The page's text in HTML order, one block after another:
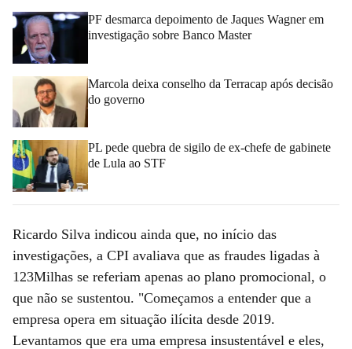
PF desmarca depoimento de Jaques Wagner em
investigação sobre Banco Master
Marcola deixa conselho da Terracap após decisão
do governo
PL pede quebra de sigilo de ex-chefe de gabinete
de Lula ao STF
Ricardo Silva indicou ainda que, no início das
investigações, a CPI avaliava que as fraudes ligadas à
123Milhas se referiam apenas ao plano promocional, o
que não se sustentou. "Começamos a entender que a
empresa opera em situação ilícita desde 2019.
Levantamos que era uma empresa insustentável e eles,